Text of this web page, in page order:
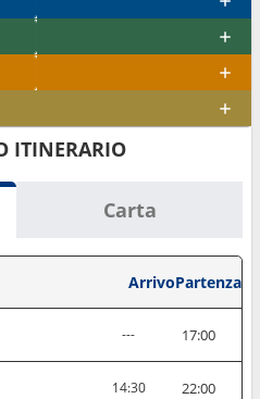
ITINERARIO
Carta
ArrivoPartenza
--- 17:00
14:30 22:00